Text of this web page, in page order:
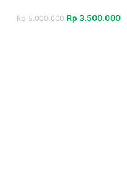
Rp5.000.000 Rp 3.500.000